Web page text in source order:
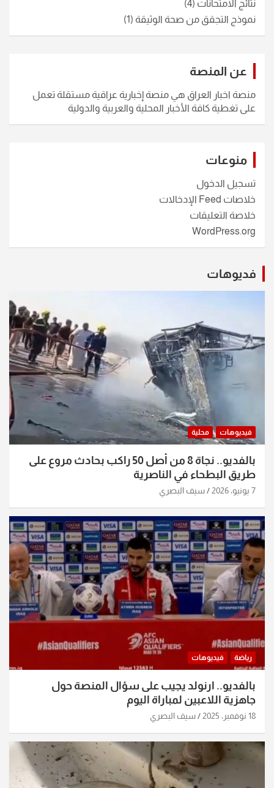
نتائج الامتحانات (4)
نموذج التجقق من صحة الوثيقة (1)
عن المنصة
منصة اخبار العراق هي منصة إخبارية عراقية مستقلة تعمل
على تغطية كافة الأخبار المحلية والعربية والدولية
منوعات
تسجيل الدخول
خلاصات Feed الإدخالات
خلاصة التعليقات
WordPress.org
فديوهات
فيديوهات محلية
بالفديو.. نجاة 8 من أصل 50 راكب بحادث مروع على
طريق البطحاء في الناصرية
7 يونيو، 2026 سيف البصري
رياضة فيديوهات
بالفديو.. ارنولد يجيب على سؤال المنصة حول
جاهزية اللاعبين لمباراة اليوم
18 نوفمبر، 2025 سيف البصري